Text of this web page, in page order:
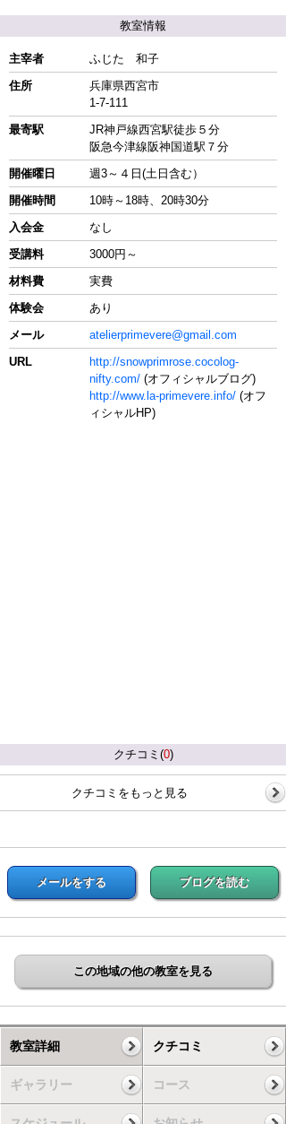
教室情報
主宰者
ふじた 和子
住所
兵庫県西宮市
1-7-111
最寄駅
JR神戸線西宮駅徒歩５分
阪急今津線阪神国道駅７分
開催曜日
週3～４日(土日含む）
開催時間
10時～18時、20時30分
入会金
なし
受講料
3000円～
材料費
実費
体験会
あり
メール
atelierprimevere@gmail.com
URL
http://snowprimrose.cocolog-
nifty.com/ (オフィシャルブログ)
http://www.la-primevere.info/ (オフ
ィシャルHP)
クチコミ(0)
クチコミをもっと見る
メールをする ブログを読む
この地域の他の教室を見る
教室詳細 クチコミ
ギャラリー コース